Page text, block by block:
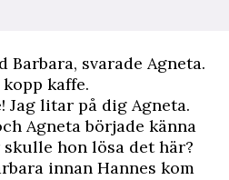
Barbara, svarade Agneta.
kaffe.
Jag litar på dig Agneta.
Agneta började känna
hon lösa det här?
innan Hannes kom